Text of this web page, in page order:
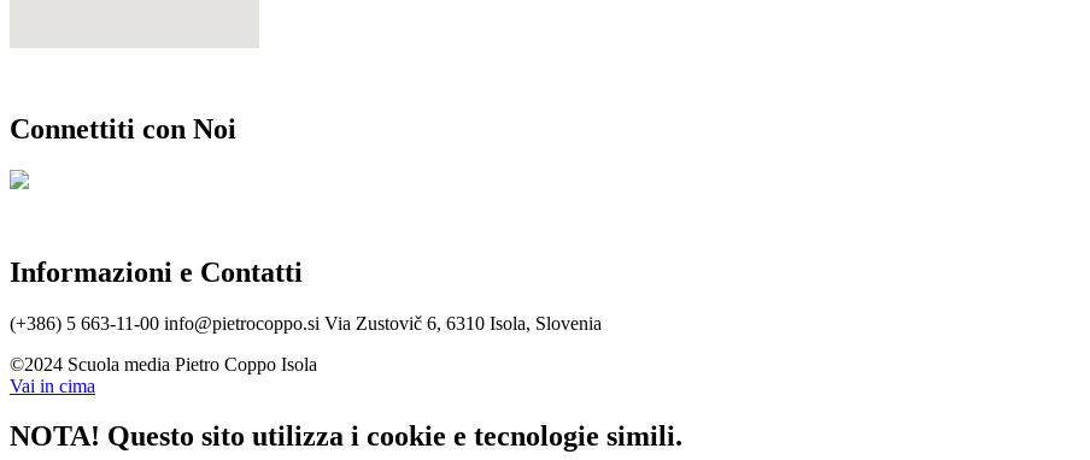
Connettiti con Noi
Informazioni e Contatti
(+386) 5 663-11-00 info@pietrocoppo.si Via Zustovič 6, 6310 Isola, Slovenia
©2024 Scuola media Pietro Coppo Isola
Vai in cima
NOTA! Questo sito utilizza i cookie e tecnologie simili.